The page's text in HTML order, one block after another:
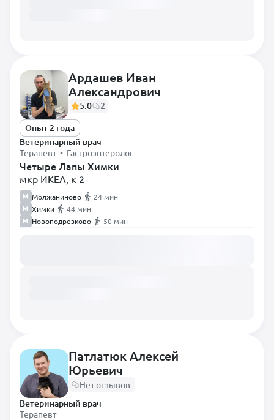
Ардашев Иван
Александрович
5.0
2
Опыт 2 года
Ветеринарный врач
Терапевт • Гастроэнтеролог
Четыре Лапы Химки
мкр ИКЕА, к 2
Молжаниново
24 мин
Химки
44 мин
Новоподрезково
50 мин
Патлатюк Алексей
Юрьевич
Нет отзывов
Ветеринарный врач
Терапевт